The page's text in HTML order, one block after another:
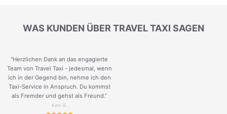
WAS KUNDEN ÜBER TRAVEL TAXI SAGEN
“Herzlichen Dank an das engagierte
Team von Travel Taxi - jedesmal, wenn
ich in der Gegend bin, nehme ich den
Taxi-Service in Anspruch. Du kommst
als Fremder und gehst als Freund.”
Keni G.